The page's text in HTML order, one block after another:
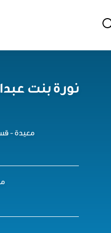
نورة بنت
معيدة -
مبنى 3 ,